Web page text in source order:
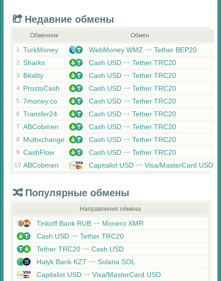
Недавние обмены
Обменник Обмен
1 TurkMoney WebMoney WMZ Tether BEP20
2 Sharks Cash USD Tether TRC20
3 Bitality Cash USD Tether TRC20
4 ProstoCash Cash USD Tether TRC20
5 7money.co Cash USD Tether TRC20
6 Transfer24 Cash USD Tether TRC20
7 ABCobmen Cash USD Tether TRC20
8 Multixchange Cash USD Tether TRC20
9 CashFlow Cash USD Tether TRC20
10 ABCobmen Capitalist USD Visa/MasterCard USD
Популярные обмены
Направления обмена
Tinkoff Bank RUB
Monero XMR
Cash USD
Tether TRC20
Tether TRC20
Cash USD
Halyk Bank KZT
Solana SOL
Capitalist USD
Visa/MasterCard USD